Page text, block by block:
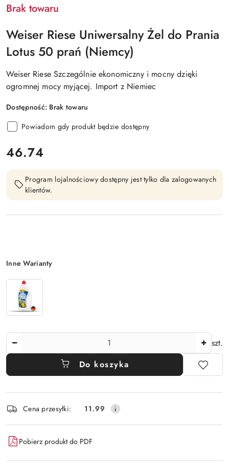
Brak towaru
Weiser Riese Uniwersalny Żel do Prania
Lotus 50 prań (Niemcy)
Weiser Riese Szczególnie ekonomiczny i mocny dzięki
ogromnej mocy myjącej. Import z Niemiec
Dostępność: Brak towaru
Powiadom gdy produkt będzie dostępny
cena:
46.74
Program lojalnościowy dostępny jest tylko dla zalogowanych
klientów.
Wariant
Inne Warianty
szt.
Do koszyka
i
dostawa
Cena przesyłki: 11.99
Pobierz produkt do PDF